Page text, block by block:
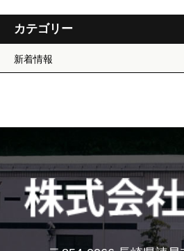
カテゴリー
新着情報